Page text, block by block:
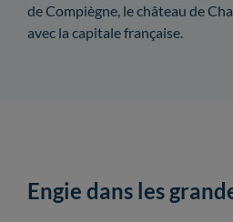
de Compiègne, le château de
avec la capitale française.
Engie dans les